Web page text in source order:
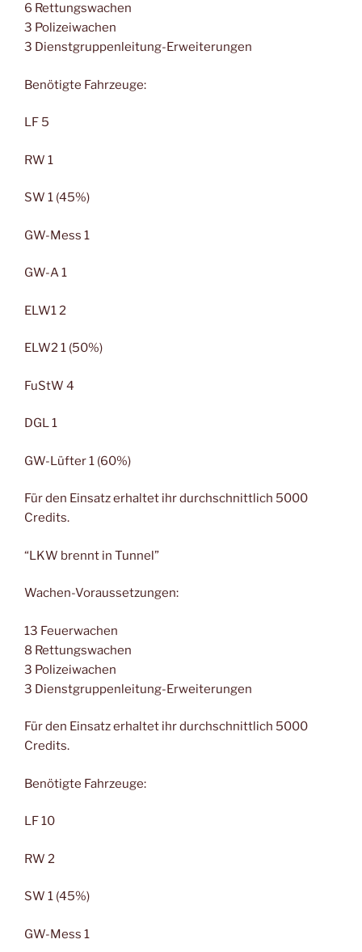
6 Rettungswachen
3 Polizeiwachen
3 Dienstgruppenleitung-Erweiterungen
Benötigte Fahrzeuge:
LF 5
RW 1
SW 1 (45%)
GW-Mess 1
GW-A 1
ELW1 2
ELW2 1 (50%)
FuStW 4
DGL 1
GW-Lüfter 1 (60%)
Für den Einsatz erhaltet ihr durchschnittlich 5000
Credits.
“LKW brennt in Tunnel”
Wachen-Voraussetzungen:
13 Feuerwachen
8 Rettungswachen
3 Polizeiwachen
3 Dienstgruppenleitung-Erweiterungen
Für den Einsatz erhaltet ihr durchschnittlich 5000
Credits.
Benötigte Fahrzeuge:
LF 10
RW 2
SW 1 (45%)
GW-Mess 1